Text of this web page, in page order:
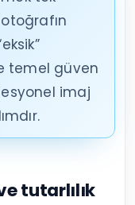
temel güven
imaj
tutarlılık